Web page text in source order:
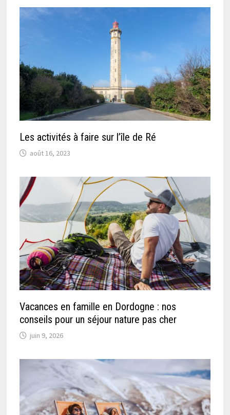
Les activités à faire sur l’île de Ré
août 16, 2023
Vacances en famille en Dordogne : nos
conseils pour un séjour nature pas cher
juin 9, 2026